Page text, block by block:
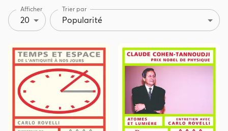
Afficher
20
Trier par
Popularité